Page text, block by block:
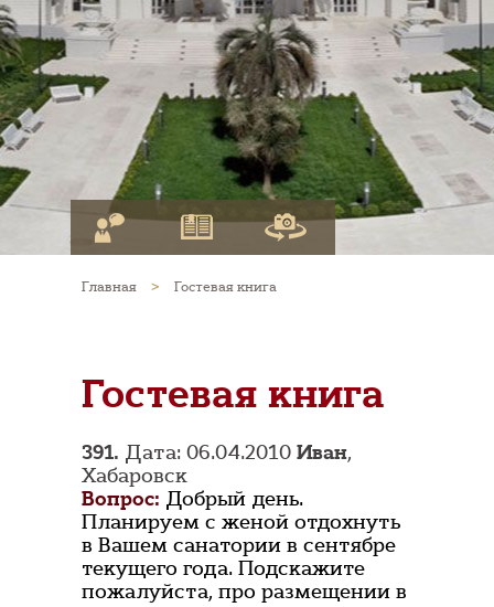
Главная > Гостевая книга
Гостевая книга
391. Дата: 06.04.2010 Иван,
Хабаровск
Вопрос: Добрый день.
Планируем с женой отдохнуть
в Вашем санатории в сентябре
текущего года. Подскажите
пожалуйста, про размещении в